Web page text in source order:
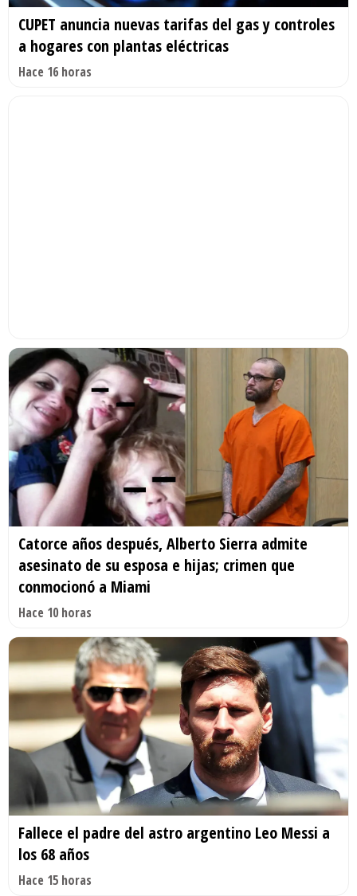
CUPET anuncia nuevas tarifas del gas y controles
a hogares con plantas eléctricas
Hace 16 horas
Catorce años después, Alberto Sierra admite
asesinato de su esposa e hijas; crimen que
conmocionó a Miami
Hace 10 horas
Fallece el padre del astro argentino Leo Messi a
los 68 años
Hace 15 horas